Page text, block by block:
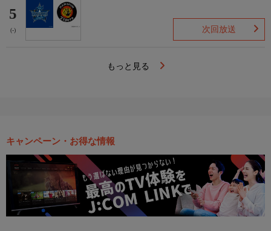
5
(-) 次回放送
もっと見る
キャンペーン・お得な情報